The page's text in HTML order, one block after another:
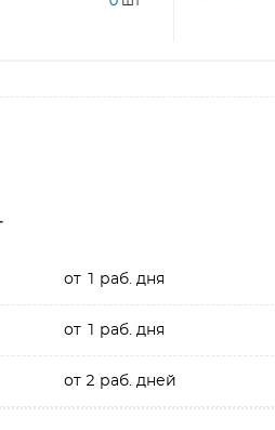
от 1 раб. дня
от 1 раб. дня
от 2 раб. дней